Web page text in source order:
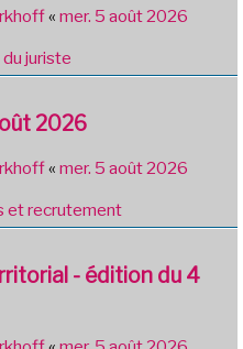
« mer. 5 août 2026
juriste
2026
« mer. 5 août 2026
et recrutement
- édition du 4